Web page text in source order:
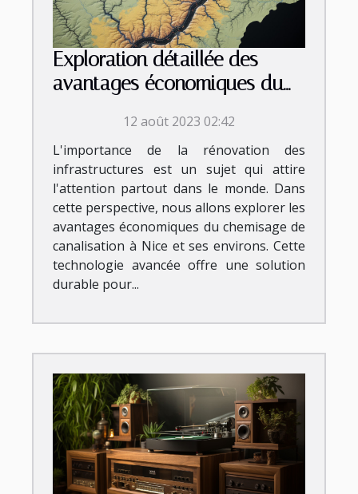
Exploration détaillée des
avantages économiques du
Nice et ses environs
12 août 2023 02:42
L'importance de la rénovation des
infrastructures est un sujet qui attire
l'attention partout dans le monde. Dans
cette perspective, nous allons explorer les
avantages économiques du chemisage de
canalisation à Nice et ses environs. Cette
technologie avancée offre une solution
durable pour...